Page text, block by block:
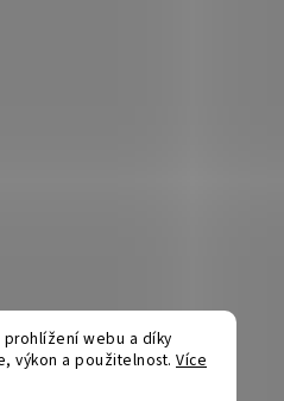
webu a díky
výkon a použitelnost. Více